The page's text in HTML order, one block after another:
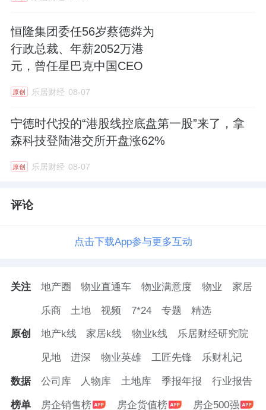
恒隆集团委任56岁蔡德粦为
行政总裁、年薪2052万港
元，曾任星巴克中国CEO
原创 乐居财经 08-07
宁德时代投的“港股线控底盘第一股”来了，拿
森科技登陆港交所开盘涨62%
原创 乐居财经 08-07
评论
点击下载App参与更多互动
关注 地产圈 物业直通车 物业满意度 物业 家居
乐商 土地 视频 7*24 专题 精选
原创 地产k线 家居k线 物业k线 乐居财经研究院
见地 进深 物业英雄 工匠先锋 乐财札记
数据 公司库 人物库 土地库 季报年报 行业报告
榜单 房企销售榜 房企货值榜 房企500强